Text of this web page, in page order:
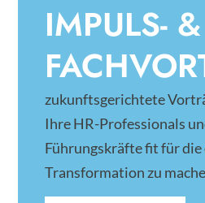
IMPULS- &
zukunftsgerichtete
Ihre HR-Professionals
Führungskräfte fit für
Transformation zu